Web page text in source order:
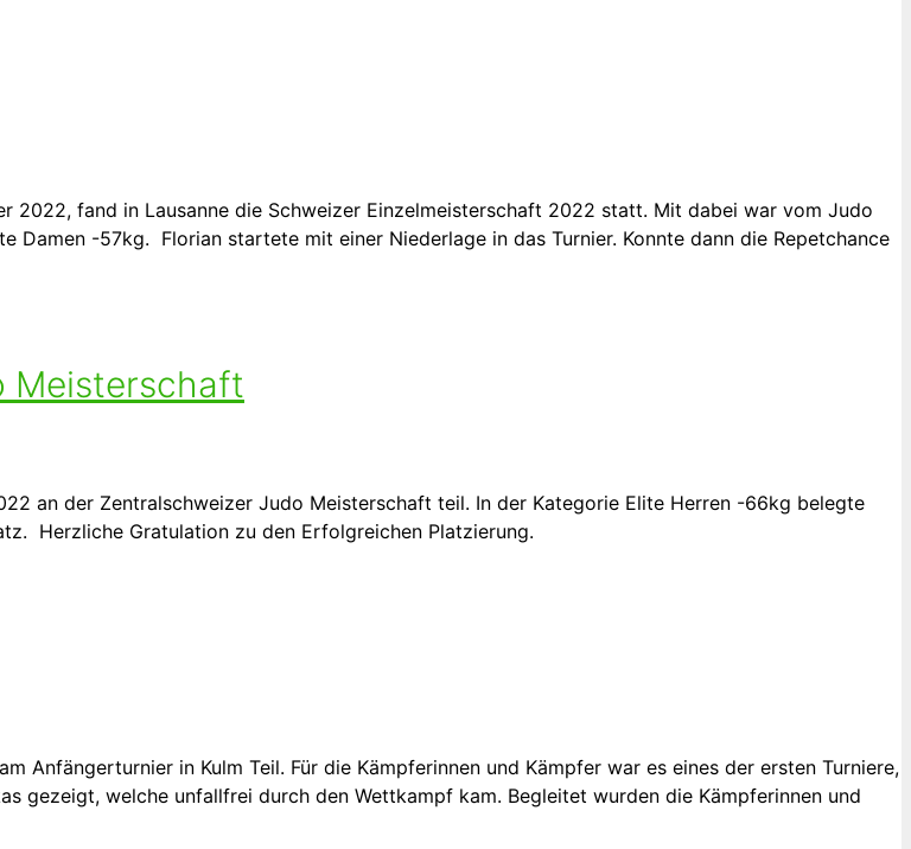
2022, fand in Lausanne die Schweizer Einzelmeisterschaft 2022 statt. Mit dabei war vom Judo
Damen -57kg. Florian startete mit einer Niederlage in das Turnier. Konnte dann die Repetchance
Meisterschaft
an der Zentralschweizer Judo Meisterschaft teil. In der Kategorie Elite Herren -66kg belegte
Herzliche Gratulation zu den Erfolgreichen Platzierung.
Anfängerturnier in Kulm Teil. Für die Kämpferinnen und Kämpfer war es eines der ersten Turniere,
gezeigt, welche unfallfrei durch den Wettkampf kam. Begleitet wurden die Kämpferinnen und